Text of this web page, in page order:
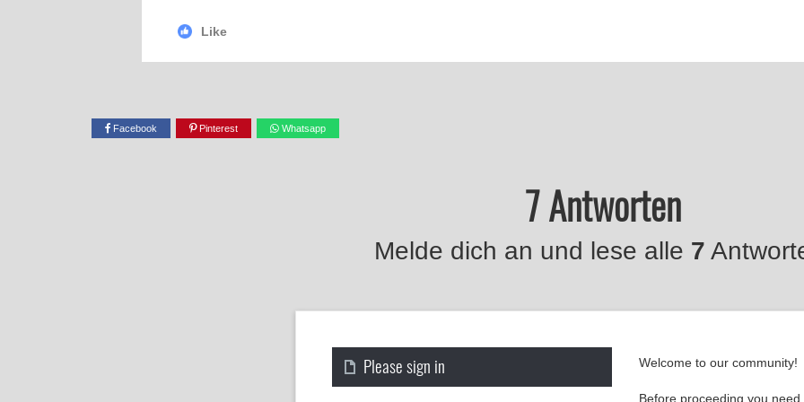
Like
Facebook Pinterest Whatsapp
7 Antworten
Melde dich an und lese alle 7
Please sign in Welcome to our community!
Before proceeding you